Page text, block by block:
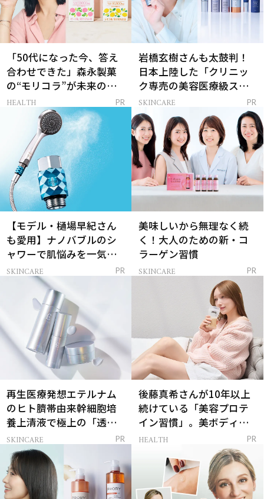
「50代になった今、答え
合わせできた」森永製菓
の“モリコラ”が未来のキ
レイを連れてくる！
HEALTH PR
岩橋玄樹さんも太鼓判！
日本上陸した「クリニッ
ク専売の美容医療級スキ
ンケア」
SKINCARE PR
【モデル・樋場早紀さん
も愛用】ナノバブルのシ
ャワーで肌悩みを一気に
解決
SKINCARE PR
美味しいから無理なく続
く！大人のための新・コ
ラーゲン習慣
SKINCARE PR
再生医療発想エテルナム
のヒト臍帯由来幹細胞培
養上清液で極上の「透明
感ハリ肌」へ
SKINCARE PR
後藤真希さんが10年以上
続けている「美容プロテ
イン習慣」。美ボディを
支える朝ルーティンと
HEALTH PR